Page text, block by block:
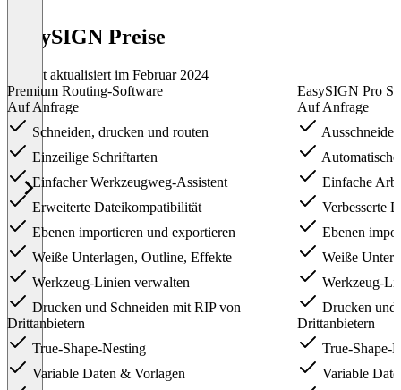
EasySIGN Preise
Zuletzt aktualisiert im Februar 2024
Premium Routing-Software
Auf Anfrage
Schneiden, drucken und routen
Einzeilige Schriftarten
Einfacher Werkzeugweg-Assistent
Erweiterte Dateikompatibilität
Ebenen importieren und exportieren
Weiße Unterlagen, Outline, Effekte
Werkzeug-Linien verwalten
Drucken und Schneiden mit RIP von
Drittanbietern
True-Shape-Nesting
Variable Daten & Vorlagen
EasySIGN Pro
Auf Anfrage
Einfache
Verbesserte
Ebenen
Weiße
Werkzeug-
Drucken und
Drittanbietern
True-Shape-
Variable